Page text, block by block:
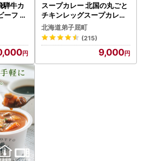
騨牛カ
CP
スープカレー 北国の丸ごと
チキンレッグスープカレー
4個 3739
北海道弟子屈町
(215)
9,000